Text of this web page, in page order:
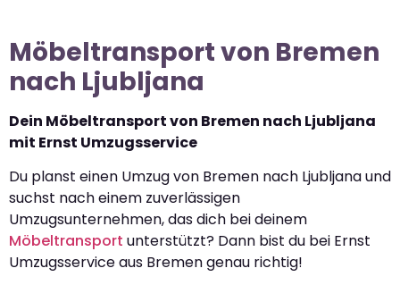
Möbeltransport von Bremen
nach Ljubljana
Dein Möbeltransport von Bremen nach Ljubljana
mit Ernst Umzugsservice
Du planst einen Umzug von Bremen nach Ljubljana und
suchst nach einem zuverlässigen
Umzugsunternehmen, das dich bei deinem
Möbeltransport unterstützt? Dann bist du bei Ernst
Umzugsservice aus Bremen genau richtig!